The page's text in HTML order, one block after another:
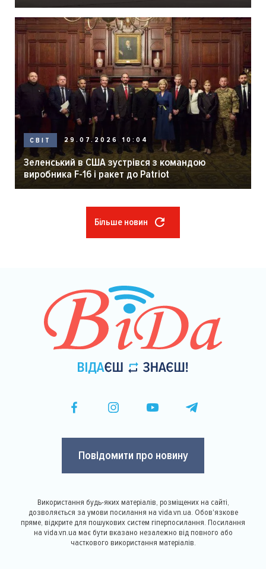
СВІТ 29.07.2026 10:04
Зеленський в США зустрівся з командою
виробника F-16 і ракет до Patriot
Більше новин
Повідомити про новину
Використання будь-яких матеріалів, розміщених на сайті,
дозволяється за умови посилання на vida.vn.ua. Обов'язкове
пряме, відкрите для пошукових систем гіперпосилання. Посилання
на vida.vn.ua має бути вказано незалежно від повного або
часткового використання матеріалів.